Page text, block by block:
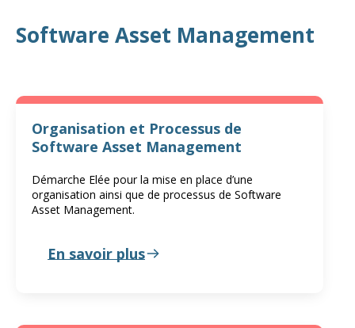
Software Asset Management
Organisation et Processus de
Software Asset Management
Démarche Elée pour la mise en place d’une
organisation ainsi que de processus de Software
Asset Management.
En savoir plus